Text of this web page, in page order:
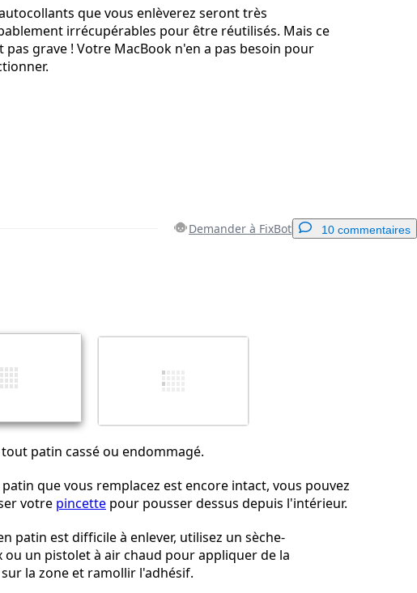
que vous enlèverez seront très
irrécupérables pour être réutilisés. Mais ce
pas grave ! Votre MacBook n'en a pas besoin pour
Demander à FixBot 10 commentaires
tout patin cassé ou endommagé.
patin que vous remplacez est encore intact, vous pouvez
votre pincette pour pousser dessus depuis l'intérieur.
patin est difficile à enlever, utilisez un sèche-
ou un pistolet à air chaud pour appliquer de la
la zone et ramollir l'adhésif.